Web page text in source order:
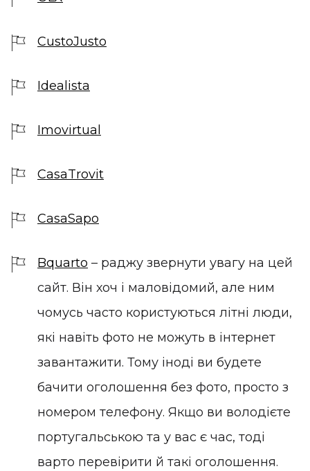
CustoJusto
Idealista
Imovirtual
CasaTrovit
CasaSapo
Bquarto – раджу звернути увагу на цей
сайт. Він хоч і маловідомий, але ним
чомусь часто користуються літні люди,
які навіть фото не можуть в інтернет
завантажити. Тому іноді ви будете
бачити оголошення без фото, просто з
номером телефону. Якщо ви володієте
португальською та у вас є час, тоді
варто перевірити й такі оголошення.